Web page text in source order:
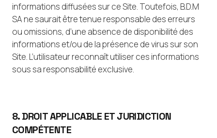
informations diffusées sur ce Site. Toutefois, B.D.M
SA ne saurait être tenue responsable des erreurs
ou omissions, d’une absence de disponibilité des
informations et/ou de la présence de virus sur son
Site. L’utilisateur reconnaît utiliser ces informations
sous sa responsabilité exclusive.
8. DROIT APPLICABLE ET JURIDICTION
COMPÉTENTE